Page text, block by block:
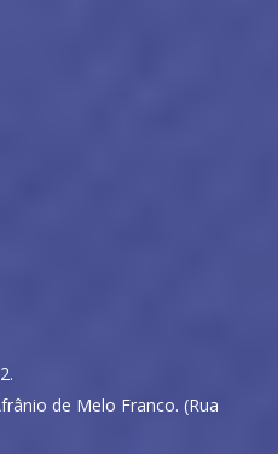
de Melo Franco. (Rua